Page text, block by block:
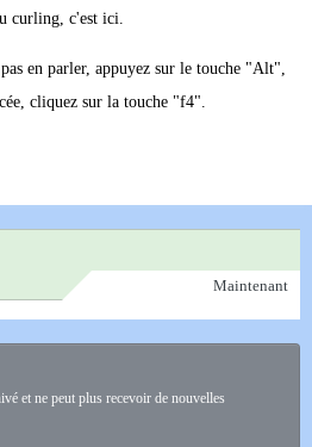
curling, c'est ici.
en parler, appuyez sur le touche "Alt",
cliquez sur la touche "f4".
Maintenant
et ne peut plus recevoir de nouvelles